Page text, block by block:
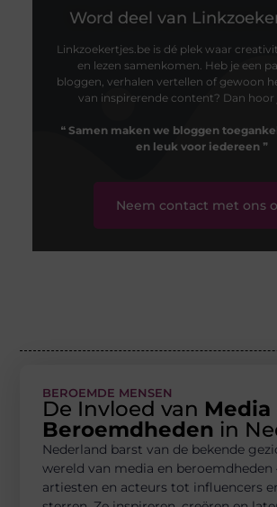
Word deel van
Linkzoekertjes.be is dé plek waar
en lezen samenkomen. Heb je een
bloggen, verhalen vertellen of gewoon
van inspirerende content? Dan hoor
❝ Samen maken we bloggen
en leuk voor iedereen❞
Neem contact met ons
BEROEMDE MENSEN
De Invloed van Media
Beroemdheden in
Nederland barst van de bekende
wereld van media en beroemdheden
artiesten en acteurs tot influencers